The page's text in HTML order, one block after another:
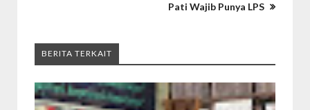
Pati Wajib Punya LPS
BERITA TERKAIT